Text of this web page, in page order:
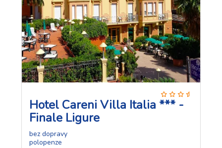
Hotel Careni Villa Italia *** -
Finale Ligure
bez dopravy
polopenze